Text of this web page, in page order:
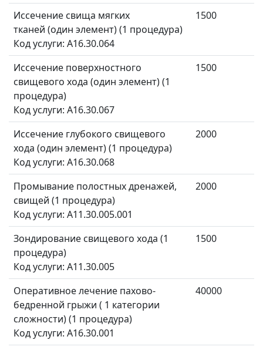
Иссечение свища мягких
тканей (один элемент) (1 процедура)
Код услуги: A16.30.064
1500
Иссечение поверхностного
свищевого хода (один элемент) (1
процедура)
Код услуги: A16.30.067
1500
Иссечение глубокого свищевого
хода (один элемент) (1 процедура)
Код услуги: A16.30.068
2000
Промывание полостных дренажей,
свищей (1 процедура)
Код услуги: A11.30.005.001
2000
Зондирование свищевого хода (1
процедура)
Код услуги: A11.30.005
1500
Оперативное лечение пахово-
бедренной грыжи ( 1 категории
сложности) (1 процедура)
Код услуги: A16.30.001
40000